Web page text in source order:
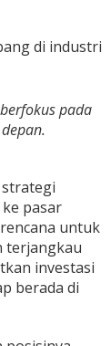
di industri
pada
pasar
untuk
terjangkau
investasi
berada di